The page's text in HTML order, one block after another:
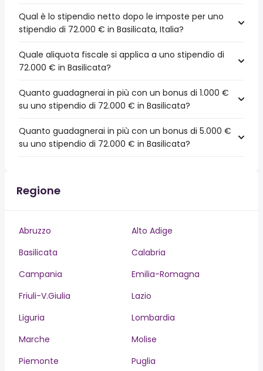
Qual è lo stipendio netto dopo le imposte per uno
stipendio di 72.000 € in Basilicata, Italia?
Quale aliquota fiscale si applica a uno stipendio di
72.000 € in Basilicata?
Quanto guadagnerai in più con un bonus di 1.000 €
su uno stipendio di 72.000 € in Basilicata?
Quanto guadagnerai in più con un bonus di 5.000 €
su uno stipendio di 72.000 € in Basilicata?
Regione
Abruzzo
Alto Adige
Basilicata
Calabria
Campania
Emilia-Romagna
Friuli-V.Giulia
Lazio
Liguria
Lombardia
Marche
Molise
Piemonte
Puglia